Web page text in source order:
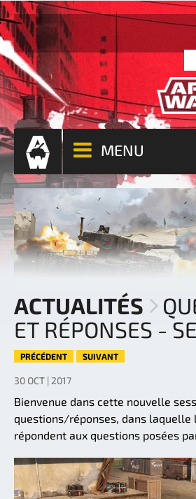
MENU
ACTUALITÉS
ET RÉPONSES -
PRÉCÉDENT SUIVANT
30 OCT | 2017
Bienvenue dans cette nouvelle
questions/réponses, dans laquelle
répondent aux questions posées